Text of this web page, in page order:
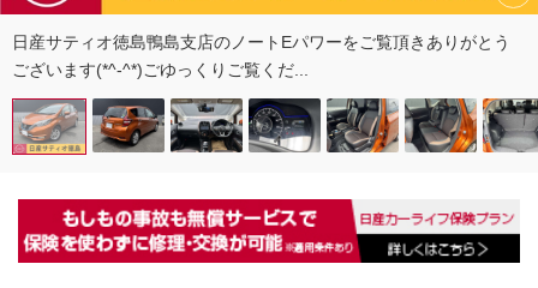
日産サティオ徳島鴨島支店のノートEパワーをご覧頂きありがとう
ございます(*^-^*)ごゆっくりご覧くだ...